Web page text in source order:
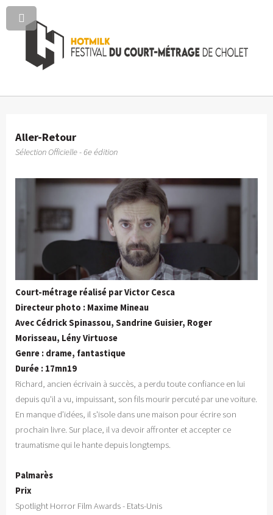
Aller-Retour
Sélection Officielle - 6e édition
Court-métrage réalisé par Victor Cesca
Directeur photo : Maxime Mineau
Avec Cédrick Spinassou, Sandrine Guisier, Roger
Morisseau, Lény Virtuose
Genre : drame, fantastique
Durée : 17mn19
Richard, ancien écrivain à succès, a perdu toute confiance en lui
depuis qu'il a vu, impuissant, son fils mourir percuté par une voiture.
En manque d’idées, il s'isole dans une maison pour écrire son
prochain livre. Sur place, il va devoir affronter et accepter ce
traumatisme qui le hante depuis longtemps.
Palmarès
Prix
Spotlight Horror Film Awards - Etats-Unis